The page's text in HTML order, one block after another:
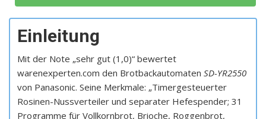
Einleitung
Mit der Note „sehr gut (1,0)“ bewertet
warenexperten.com den Brotbackautomaten SD-YR2550
von Panasonic. Seine Merkmale: „Timergesteuerter
Rosinen-Nussverteiler und separater Hefespender; 31
Programme für Vollkornbrot, Brioche, Roggenbrot,